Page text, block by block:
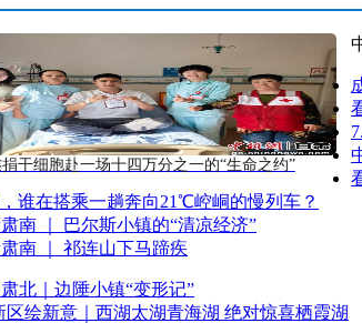
干细胞赴一场十四万分之一的“生命之约”
谁在搭乘一趟奔向21℃崆峒的慢列车？
南 ｜ 巴尔斯小镇的“清凉经济”
南 ｜ 祁连山下马蹄疾
北｜边陲小镇“变形记”
区绘新意｜西湖太湖青海湖 绝对惊喜栖霞湖